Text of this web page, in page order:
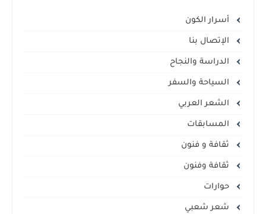
أسرار الكون
الإتصال بنا
الدراسة والنجاح
السياحة والسفر
الشعر العربي
المسابقات
ثقافة و فنون
ثقافة وفنون
حوارات
شعر شعبي